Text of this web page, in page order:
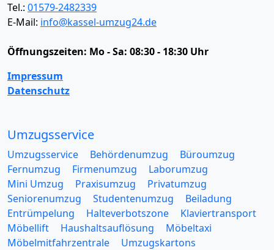
Tel.: 01579-2482339
E-Mail: info@kassel-umzug24.de
Öffnungszeiten: Mo - Sa: 08:30 - 18:30 Uhr
Impressum
Datenschutz
Umzugsservice
Umzugsservice Behördenumzug
Büroumzug
Fernumzug
Firmenumzug
Laborumzug
Mini Umzug
Praxisumzug
Privatumzug
Seniorenumzug
Studentenumzug
Beiladung
Entrümpelung
Halteverbotszone
Klaviertransport
Möbellift
Haushaltsauflösung
Möbeltaxi
Möbelmitfahrzentrale
Umzugskartons